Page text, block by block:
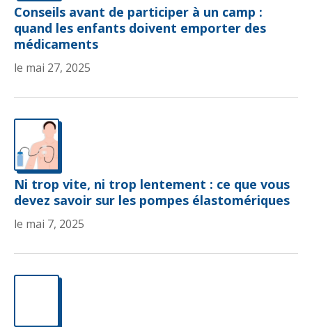
Conseils avant de participer à un camp :
quand les enfants doivent emporter des
médicaments
le mai 27, 2025
Ni trop vite, ni trop lentement : ce que vous
devez savoir sur les pompes élastomériques
le mai 7, 2025